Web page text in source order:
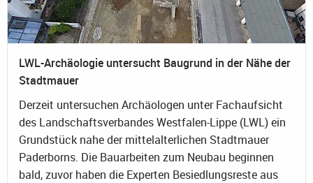
LWL-Archäologie untersucht Baugrund in der Nähe der
Stadtmauer
Derzeit untersuchen Archäologen unter Fachaufsicht
des Landschaftsverbandes Westfalen-Lippe (LWL) ein
Grundstück nahe der mittelalterlichen Stadtmauer
Paderborns. Die Bauarbeiten zum Neubau beginnen
bald, zuvor haben die Experten Besiedlungsreste aus